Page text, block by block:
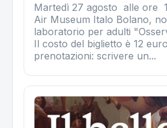
Martedì 27 agosto alle ore
Air Museum Italo Bolano,
laboratorio per adulti
Il costo del biglietto è 12
prenotazioni: scrivere un...